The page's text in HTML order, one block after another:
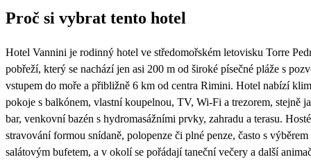
Proč si vybrat tento hotel
Hotel Vannini je rodinný hotel ve středomořském letovisku Torre
pobřeží, který se nachází jen asi 200 m od široké písečné pláže s
vstupem do moře a přibližně 6 km od centra Rimini. Hotel nabízí
pokoje s balkónem, vlastní koupelnou, TV, Wi-Fi a trezorem, stejně
bar, venkovní bazén s hydromasážními prvky, zahradu a terasu.
stravování formou snídaně, polopenze či plné penze, často s výběrem
salátovým bufetem, a v okolí se pořádají taneční večery a další